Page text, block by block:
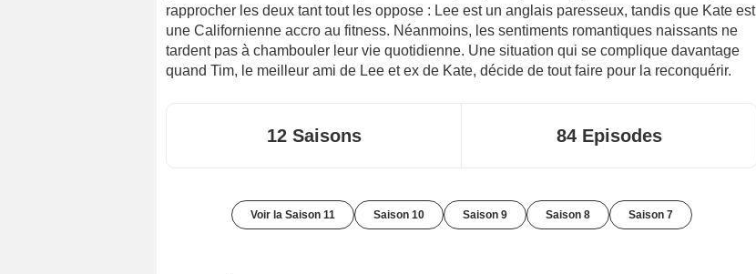
rapprocher les deux tant tout les oppose : Lee est un anglais paresseux, tandis que Kate est
une Californienne accro au fitness. Néanmoins, les sentiments romantiques naissants ne
tardent pas à chambouler leur vie quotidienne. Une situation qui se complique davantage
quand Tim, le meilleur ami de Lee et ex de Kate, décide de tout faire pour la reconquérir.
12 Saisons 84 Episodes
Voir la Saison 11 Saison 10 Saison 9 Saison 8 Saison 7